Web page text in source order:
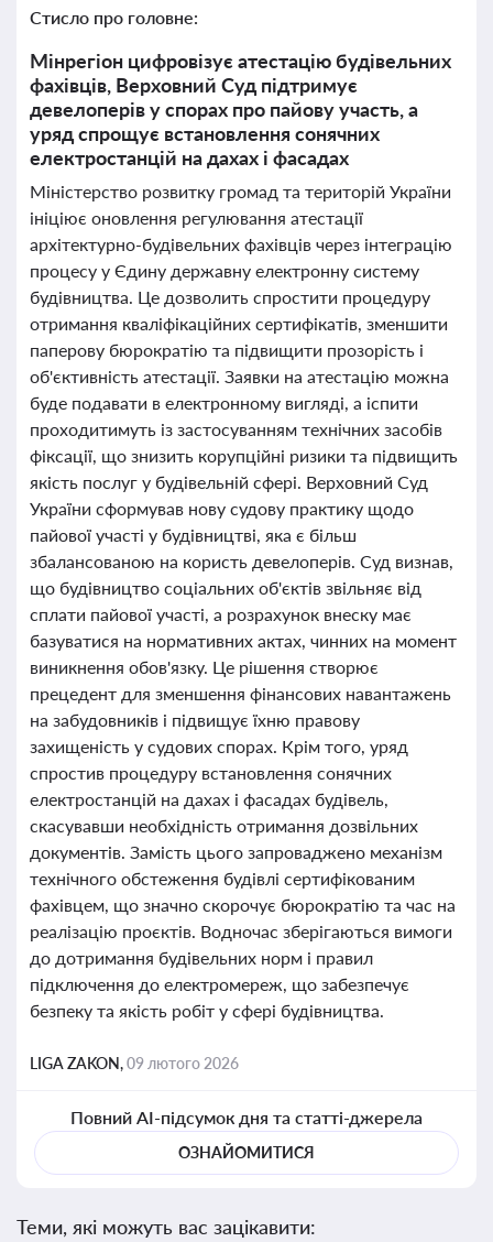
Стисло про головне:
Мінрегіон цифровізує атестацію будівельних
фахівців, Верховний Суд підтримує
девелоперів у спорах про пайову участь, а
уряд спрощує встановлення сонячних
електростанцій на дахах і фасадах
Міністерство розвитку громад та територій України
ініціює оновлення регулювання атестації
архітектурно-будівельних фахівців через інтеграцію
процесу у Єдину державну електронну систему
будівництва. Це дозволить спростити процедуру
отримання кваліфікаційних сертифікатів, зменшити
паперову бюрократію та підвищити прозорість і
об'єктивність атестації. Заявки на атестацію можна
буде подавати в електронному вигляді, а іспити
проходитимуть із застосуванням технічних засобів
фіксації, що знизить корупційні ризики та підвищить
якість послуг у будівельній сфері. Верховний Суд
України сформував нову судову практику щодо
пайової участі у будівництві, яка є більш
збалансованою на користь девелоперів. Суд визнав,
що будівництво соціальних об'єктів звільняє від
сплати пайової участі, а розрахунок внеску має
базуватися на нормативних актах, чинних на момент
виникнення обов'язку. Це рішення створює
прецедент для зменшення фінансових навантажень
на забудовників і підвищує їхню правову
захищеність у судових спорах. Крім того, уряд
спростив процедуру встановлення сонячних
електростанцій на дахах і фасадах будівель,
скасувавши необхідність отримання дозвільних
документів. Замість цього запроваджено механізм
технічного обстеження будівлі сертифікованим
фахівцем, що значно скорочує бюрократію та час на
реалізацію проєктів. Водночас зберігаються вимоги
до дотримання будівельних норм і правил
підключення до електромереж, що забезпечує
безпеку та якість робіт у сфері будівництва.
LIGA ZAKON,09 лютого 2026
Повний AI-підсумок дня та статті-джерела
ОЗНАЙОМИТИСЯ
Теми, які можуть вас зацікавити: